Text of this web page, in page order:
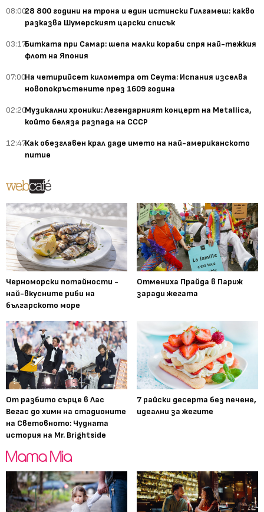
08:0028 800 години на трона и един истински Гилгамеш: какво
разказва Шумерският царски списък
03:17Битката при Самар: шепа малки кораби спря най-тежкия
флот на Япония
07:00На четирийсет километра от Сеута: Испания изселва
новопокръстените през 1609 година
02:20Музикални хроники: Легендарният концерт на Metallica,
който беляза разпада на СССР
12:47Как обезглавен крал даде името на най-американското
питие
Черноморски потайности -
най-вкусните риби на
българското море
Отмениха Прайда в Париж
заради жегата
От разбито сърце в Лас
Вегас до химн на стадионите
на Световното: Чудната
история на Mr. Brightside
7 райски десерта без печене,
идеални за жегите